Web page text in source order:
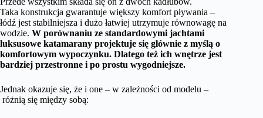
Taka konstrukcja gwarantuje większy komfort pływania –
łódź jest stabilniejsza i dużo łatwiej utrzymuje równowagę na
wodzie. W porównaniu ze standardowymi jachtami
luksusowe katamarany projektuje się głównie z myślą o
komfortowym wypoczynku. Dlatego też ich wnętrze jest
bardziej przestronne i po prostu wygodniejsze.
Jednak okazuje się, że i one – w zależności od modelu –
różnią się między sobą: